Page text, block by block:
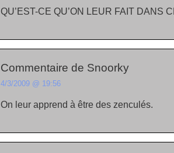
QU’EST-CE QU’ON LEUR FAIT DANS
Commentaire de Snoorky
4/3/2009 @ 19:56
On leur apprend à être des zenculés.